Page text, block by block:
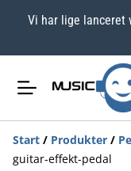
Vi har lige lanceret
Start / Produkter /
guitar-effekt-pedal